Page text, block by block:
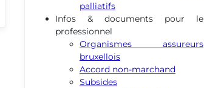
palliatifs
Infos & documents pour le
professionnel
Organismes assureurs
bruxellois
Accord non-marchand
Subsides